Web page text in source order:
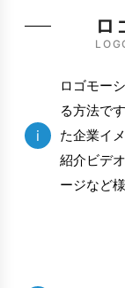
ロ
i
ロゴモー
る方法で
た企業イ
紹介ビデ
ージなど